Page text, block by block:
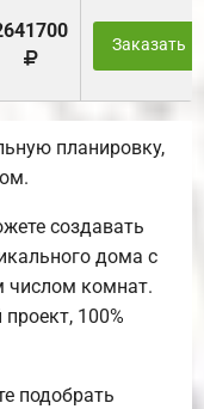
Заказать
планировку,
создавать
дома с
числом комнат.
100%
подобрать